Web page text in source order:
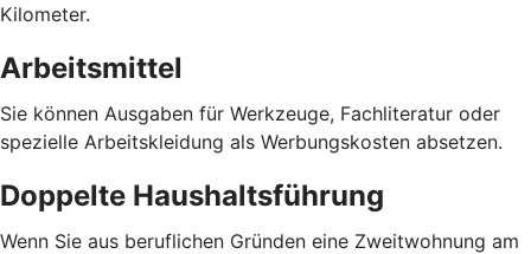
Kilometer.
Arbeitsmittel
Sie können Ausgaben für Werkzeuge, Fachliteratur oder
spezielle Arbeitskleidung als Werbungskosten absetzen.
Doppelte Haushaltsführung
Wenn Sie aus beruflichen Gründen eine Zweitwohnung am